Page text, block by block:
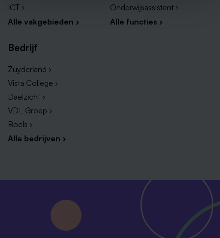
ICT ›
Alle vakgebieden ›
Onderwijsassistent ›
Alle functies ›
Bedrijf
Zuyderland ›
Vista College ›
Daelzicht ›
VDL Groep ›
Boels ›
Alle bedrijven ›